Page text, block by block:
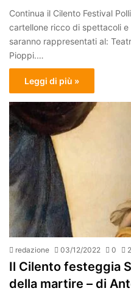
Continua il Cilento Festival
cartellone ricco di spettacoli
saranno rappresentati al:
Pioppi.…
Leggi di più »
redazione 03/12/2022 0
Il Cilento festeggia
della martire – di